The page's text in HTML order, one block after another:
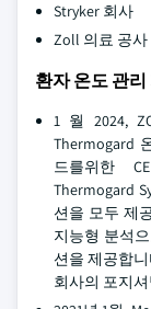
Stryker 회사
Zoll 의료 공사
환자 온도 관
1 월 2024,
Thermogard
드를위한
Thermogard
션을 모두 제
지능형 분석
션을 제공합
회사의 포지